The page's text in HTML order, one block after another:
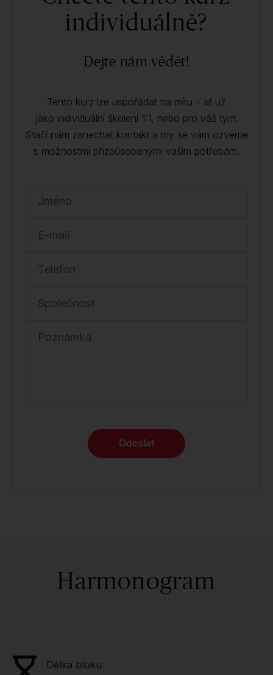
individuálně?
Dejte nám vědět!
Tento kurz lze uspořádat na míru – ať už
jako individuální školení 1:1, nebo pro váš tým.
Stačí nám zanechat kontakt a my se vám ozveme
s možnostmi přizpůsobenými vašim potřebám.
Jméno
E-mail
Telefon
Společnost
Poznámka
Odeslat
Harmonogram
Délka bloku